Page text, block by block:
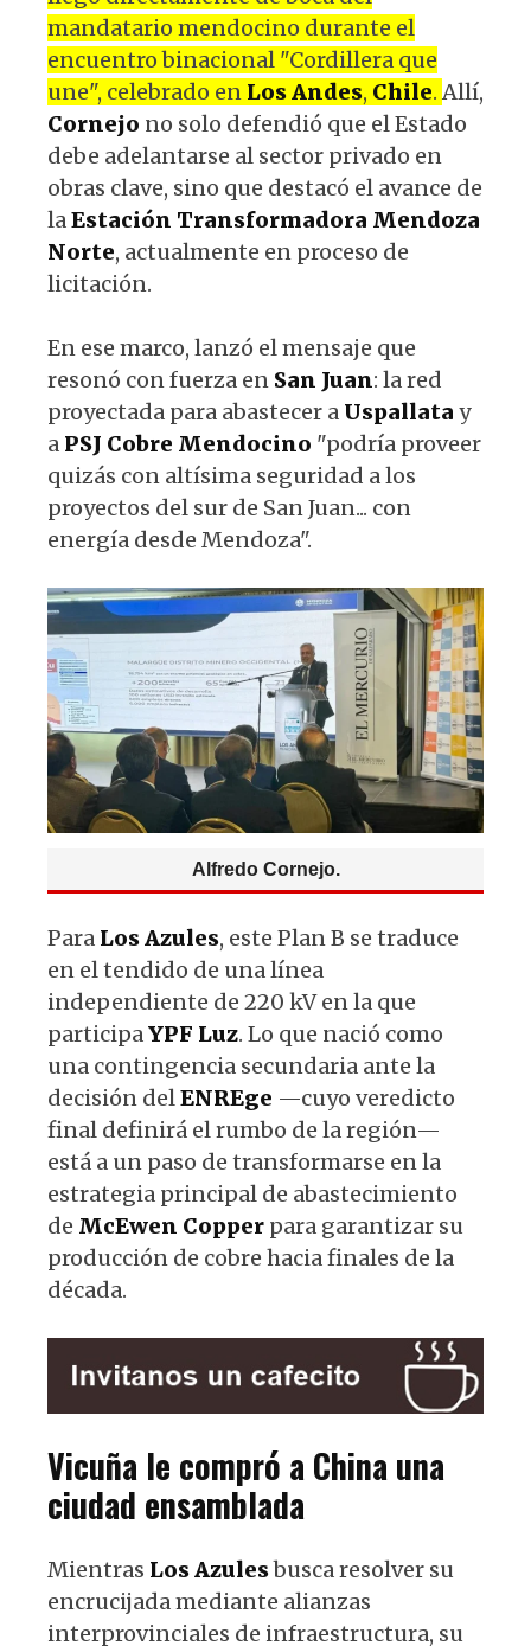
mandatario mendocino durante el
encuentro binacional "Cordillera que
une", celebrado en Los Andes, Chile. Allí,
Cornejo no solo defendió que el Estado
debe adelantarse al sector privado en
obras clave, sino que destacó el avance de
laEstación Transformadora Mendoza
Norte, actualmente en proceso de
licitación.
En ese marco, lanzó el mensaje que
resonó con fuerza en San Juan: la red
proyectada para abastecer a Uspallata y
a PSJ Cobre Mendocino "podría proveer
quizás con altísima seguridad a los
proyectos del sur de San Juan... con
energía desde Mendoza".
Alfredo Cornejo.
Para Los Azules, este Plan B se traduce
en el tendido de una línea
independiente de 220 kV en la que
participa YPF Luz. Lo que nació como
una contingencia secundaria ante la
decisión del ENREge —cuyo veredicto
final definirá el rumbo de la región—
está a un paso de transformarse en la
estrategia principal de abastecimiento
de McEwen Copper para garantizar su
producción de cobre hacia finales de la
década.
Vicuña le compró a China una
ciudad ensamblada
Mientras Los Azulesbusca resolver su
encrucijada mediante alianzas
interprovinciales de infraestructura, su